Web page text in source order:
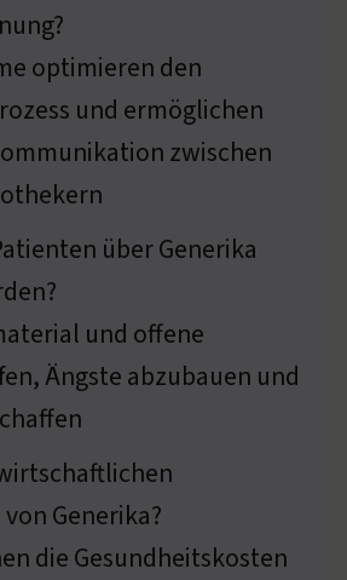
optimieren den
und ermöglichen
zwischen
über Generika
und offene
Ängste abzubauen und
Generika?
die Gesundheitskosten